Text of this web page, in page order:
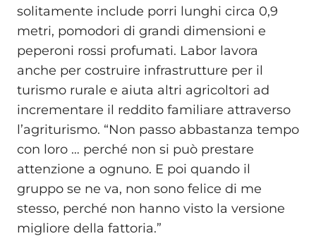
solitamente include porri lunghi circa 0,9
metri, pomodori di grandi dimensioni e
peperoni rossi profumati. Labor lavora
anche per costruire infrastrutture per il
turismo rurale e aiuta altri agricoltori ad
incrementare il reddito familiare attraverso
l’agriturismo. “Non passo abbastanza tempo
con loro … perché non si può prestare
attenzione a ognuno. E poi quando il
gruppo se ne va, non sono felice di me
stesso, perché non hanno visto la versione
migliore della fattoria.”